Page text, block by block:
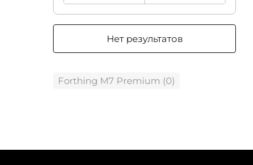
Нет результатов
Forthing M7 Premium (0)